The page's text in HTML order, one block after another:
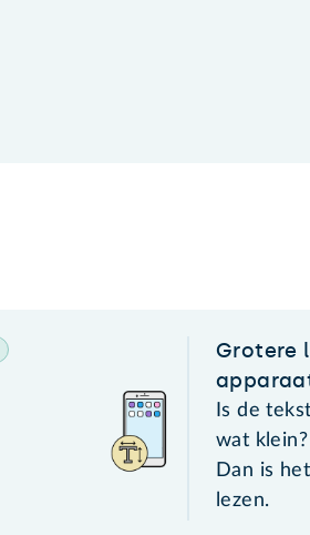
Grotere
Is de
wat
Dan is
lezen.